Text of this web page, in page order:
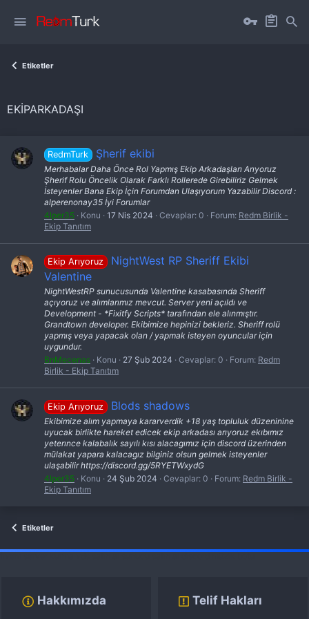
Etiketler
EKIPARKADAŞI
RedmTurk Şherif ekibi
Merhabalar Daha Önce Rol Yapmış Ekip Arkadaşları Arıyoruz
Şherif Rolu Öncelik Olarak Farklı Rollerede Girebiliriz Gelmek
İsteyenler Bana Ekip İçin Forumdan Ulaşıyorum Yazabilir Discord :
alperenonay35 İyi Forumlar
4lper35
Konu 17 Nis 2024 Cevaplar: 0 Forum: Redm Birlik -
Ekip Tanıtım
Ekip Arıyoruz
NightWest RP Sheriff Ekibi
Valentine
NightWestRP sunucusunda Valentine kasabasında Sheriff
açıyoruz ve alımlarımız mevcut. Server yeni açıldı ve
Development - *Fixitfy Scripts* tarafından ele alınmıştır.
Grandtown developer. Ekibimize hepinizi bekleriz. Sheriff rolü
yapmış veya yapacak olan / yapmak isteyen oyuncular için
uygundur.
BnMecenas
Konu 27 Şub 2024 Cevaplar: 0 Forum: Redm
Birlik - Ekip Tanıtım
Ekip Arıyoruz Blods shadows
Ekibimize alım yapmaya kararverdik +18 yaş topluluk düzeninine
uyucak birlikte hareket edicek ekip arkadası arıyoruz ekıbımız
yeterınce kalabalık sayılı kısı alacagımız için discord üzerinden
mülakat yapara kalacagız bilginiz olsun gelmek isteyenler
ulaşabilir https://discord.gg/5RYETWxydG
4lper35
Konu 24 Şub 2024 Cevaplar: 0 Forum: Redm Birlik -
Ekip Tanıtım
Etiketler
Hakkımızda Telif Hakları